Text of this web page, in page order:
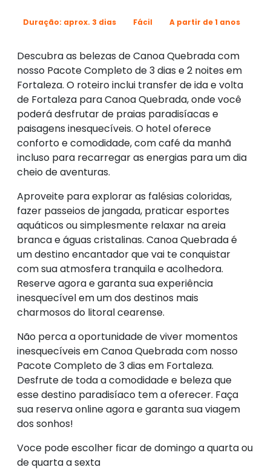
Duração: aprox. 3 dias Fácil A partir de 1 anos
Descubra as belezas de Canoa Quebrada com
nosso Pacote Completo de 3 dias e 2 noites em
Fortaleza. O roteiro inclui transfer de ida e volta
de Fortaleza para Canoa Quebrada, onde você
poderá desfrutar de praias paradisíacas e
paisagens inesquecíveis. O hotel oferece
conforto e comodidade, com café da manhã
incluso para recarregar as energias para um dia
cheio de aventuras.
Aproveite para explorar as falésias coloridas,
fazer passeios de jangada, praticar esportes
aquáticos ou simplesmente relaxar na areia
branca e águas cristalinas. Canoa Quebrada é
um destino encantador que vai te conquistar
com sua atmosfera tranquila e acolhedora.
Reserve agora e garanta sua experiência
inesquecível em um dos destinos mais
charmosos do litoral cearense.
Não perca a oportunidade de viver momentos
inesquecíveis em Canoa Quebrada com nosso
Pacote Completo de 3 dias em Fortaleza.
Desfrute de toda a comodidade e beleza que
esse destino paradisíaco tem a oferecer. Faça
sua reserva online agora e garanta sua viagem
dos sonhos!
Voce pode escolher ficar de domingo a quarta ou
de quarta a sexta